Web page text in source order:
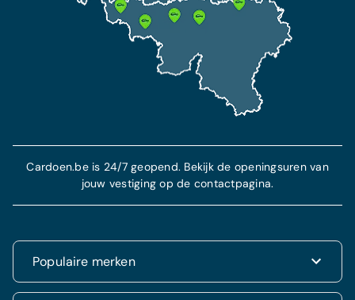
Populaire merken
Cardoen.be is 24/7 geopend. Bekijk de openingsuren van
jouw vestiging op de contactpagina.